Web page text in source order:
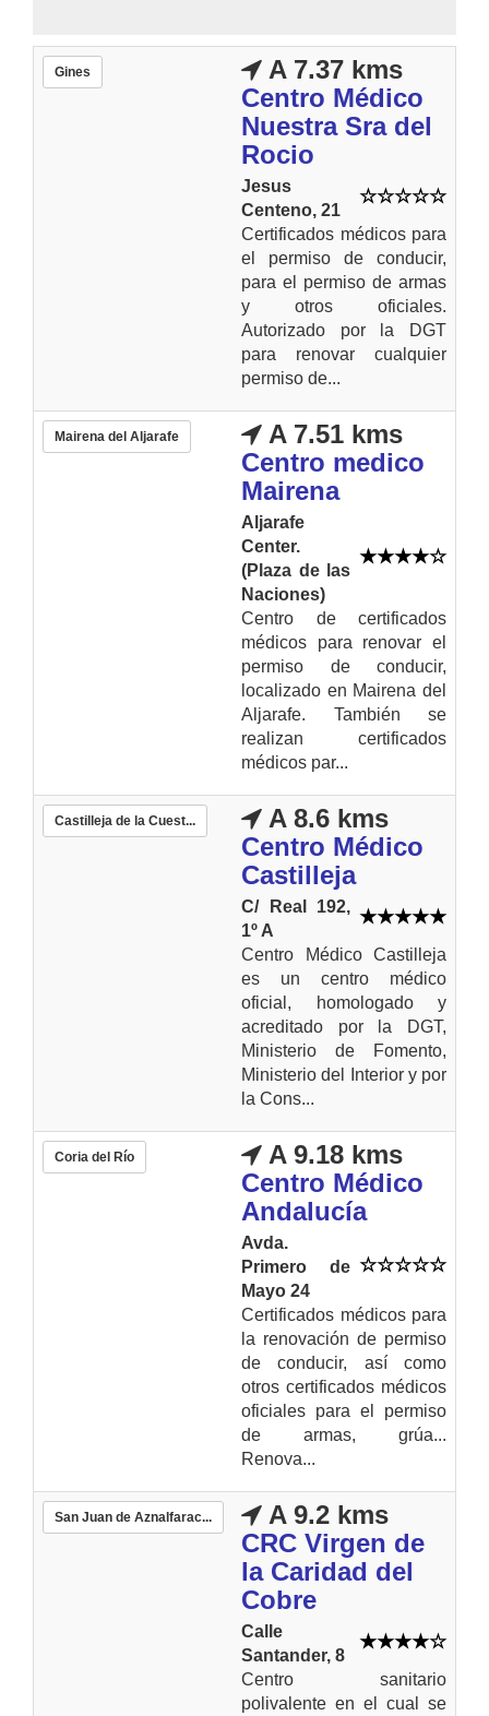
Gines
A 7.37 kms
Centro Médico
Nuestra Sra del
Rocio
Jesus
Centeno, 21
Certificados médicos para
el permiso de conducir,
para el permiso de armas
y otros oficiales.
Autorizado por la DGT
para renovar cualquier
permiso de...
Mairena del Aljarafe
A 7.51 kms
Centro medico
Mairena
Aljarafe
Center.
(Plaza de las
Naciones)
Centro de certificados
médicos para renovar el
permiso de conducir,
localizado en Mairena del
Aljarafe. También se
realizan certificados
médicos par...
Castilleja de la Cuest...
A 8.6 kms
Centro Médico
Castilleja
C/ Real 192,
1º A
Centro Médico Castilleja
es un centro médico
oficial, homologado y
acreditado por la DGT,
Ministerio de Fomento,
Ministerio del Interior y por
la Cons...
Coria del Río
A 9.18 kms
Centro Médico
Andalucía
Avda.
Primero de
Mayo 24
Certificados médicos para
la renovación de permiso
de conducir, así como
otros certificados médicos
oficiales para el permiso
de armas, grúa...
Renova...
San Juan de Aznalfarac...
A 9.2 kms
CRC Virgen de
la Caridad del
Cobre
Calle
Santander, 8
Centro sanitario
polivalente en el cual se